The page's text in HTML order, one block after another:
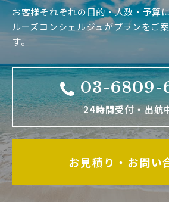
お客様それぞれの目的・人数・予算
ルーズコンシェルジュがプランをご
す。
03-6809-
24時間受付・出航
お見積り・お問い